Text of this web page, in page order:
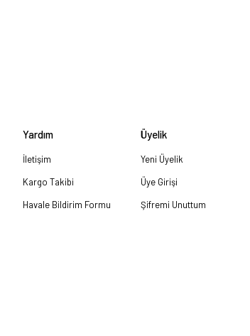
Yardım
İletişim
Kargo Takibi
Havale Bildirim Formu
Üyelik
Yeni Üyelik
Üye Girişi
Şifremi Unuttum